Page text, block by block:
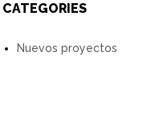
CATEGORIES
Nuevos proyectos